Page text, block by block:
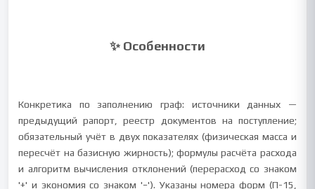
✨ Особенности
Конкретика по заполнению граф: источники данных —
предыдущий рапорт, реестр документов на поступление;
обязательный учёт в двух показателях (физическая масса и
пересчёт на базисную жирность); формулы расчёта расхода
и алгоритм вычисления отклонений (перерасход со знаком
'+' и экономия со знаком '−'). Указаны номера форм (П-15,